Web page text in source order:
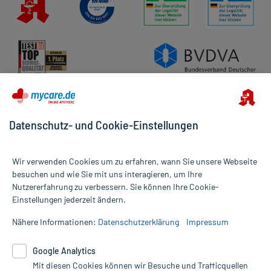
Alle Preise gelten inkl. MwSt., ggf. zzgl. Versandkosten
Informationen auf dieser Website werden ausschließlich für
die Untersuchung und Behandlung durch einen Arzt. Bitte
Therapien eingeleitet werden können. | Diese Webseite benutzt
Google Analytics. Lesen Sie bitte dazu die wichtigen Hinweise in
Datenschutz- und Cookie-Einstellungen
Wir verwenden Cookies um zu erfahren, wann Sie unsere Webseite
besuchen und wie Sie mit uns interagieren, um Ihre
Nutzererfahrung zu verbessern. Sie können Ihre Cookie-
Einstellungen jederzeit ändern.
Nähere Informationen: Datenschutzerklärung Impressum
Google Analytics
Mit diesen Cookies können wir Besuche und Trafficquellen